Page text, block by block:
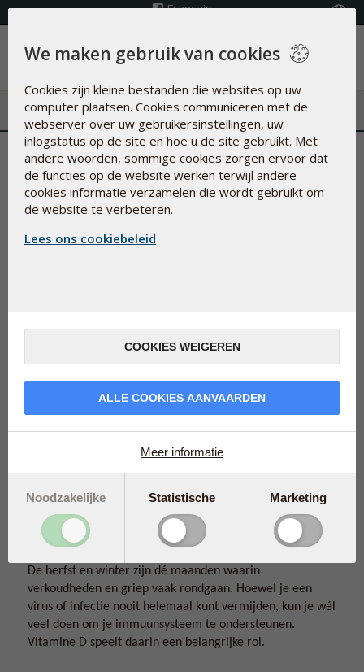
Français
Menu
Hoe ondersteun je je
weerstand deze winter?
vitamine D-supplement, zo adviseren experts.
De herfst en winter zijn dé maanden waarin
verkoudheden en griep vaak rondgaan. Hoewel je een
virus of infectie nooit helemaal kunt vermijden, kun je wél
veel doen om je immuunsysteem te ondersteunen.
Vitamine D speelt daarin een belangrijke rol.
We maken gebruik van cookies
Cookies zijn kleine bestanden die websites op uw
computer plaatsen. Cookies communiceren met de
webserver over uw gebruikersinstellingen, uw
inlogstatus op de site en hoe u de site gebruikt. Met
andere woorden, sommige cookies zorgen ervoor dat
de functies op de website werken terwijl andere
cookies informatie verzamelen die wordt gebruikt om
de website te verbeteren.
Lees ons cookiebeleid
COOKIES WEIGEREN
ALLE COOKIES AANVAARDEN
Meer informatie
Noodzakelijke Statistische Marketing